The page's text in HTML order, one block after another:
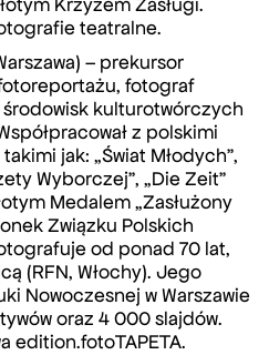
Krzyżem Zasługi.
teatralne.
– prekursor
fotograf
kulturotwórczych
z polskimi
jak: „Świat Młodych”,
Wyborczej”, „Die Zeit”
Medalem „Zasłużony
Związku Polskich
od ponad 70 lat,
(RFN, Włochy). Jego
Nowoczesnej w Warszawie
oraz 4 000 slajdów.
edition.fotoTAPETA.